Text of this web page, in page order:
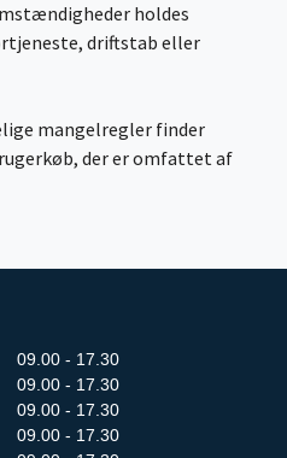
holdes
driftstab eller
mangelregler finder
der er omfattet af
09.00 - 17.30
09.00 - 17.30
09.00 - 17.30
09.00 - 17.30